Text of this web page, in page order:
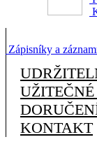
Zápisníky a
KONTAKT